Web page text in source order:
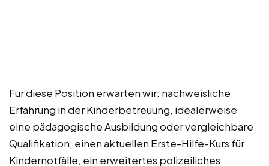
Für diese Position erwarten wir: nachweisliche
Erfahrung in der Kinderbetreuung, idealerweise
eine pädagogische Ausbildung oder vergleichbare
Qualifikation, einen aktuellen Erste-Hilfe-Kurs für
Kindernotfälle, ein erweitertes polizeiliches